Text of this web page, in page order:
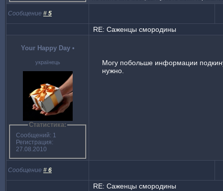
Сообщение # 5
RE: Саженцы смородины
Your Happy Day •
українець
Статистика:
Сообщений: 1
Регистрация:
27.08.2010
Могу побольше информации
нужно.
Сообщение # 6
RE: Саженцы смородины